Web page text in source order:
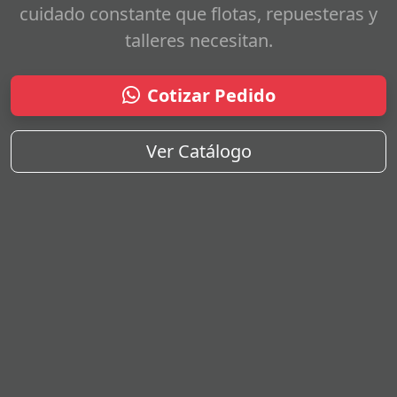
cuidado constante que flotas, repuesteras y
talleres necesitan.
Cotizar Pedido
Ver Catálogo